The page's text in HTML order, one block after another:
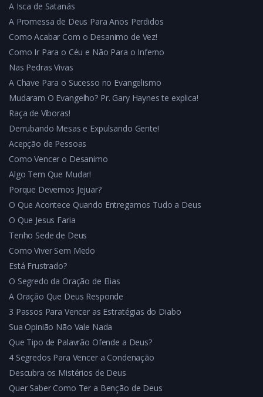
A Isca de Satanás
A Promessa de Deus Para Anos Perdidos
Como Acabar Com o Desanimo de Vez!
Como Ir Para o Céu e Não Para o Inferno
Nas Pedras Vivas
A Chave Para o Sucesso no Evangelismo
Mudaram O Evangelho? Pr. Gary Haynes te explica!
Raça de Víboras!
Derrubando Mesas e Expulsando Gente!
Acepção de Pessoas
Como Vencer o Desanimo
Algo Tem Que Mudar!
Porque Devemos Jejuar?
O Que Acontece Quando Entregamos Tudo a Deus
O Que Jesus Faria
Tenho Sede de Deus
Como Viver Sem Medo
Está Frustrado?
O Segredo da Oração de Elias
A Oração Que Deus Responde
3 Passos Para Vencer as Estratégias do Diabo
Sua Opinião Não Vale Nada
Que Tipo de Palavrão Ofende a Deus?
4 Segredos Para Vencer a Condenação
Descubra os Mistérios de Deus
Quer Saber Como Ter a Benção de Deus